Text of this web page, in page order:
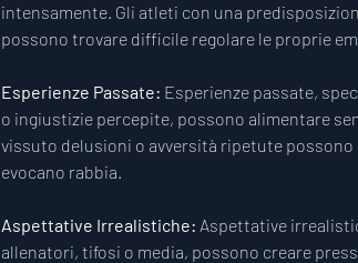
intensamente. Gli atleti con una
possono trovare difficile regolare le proprie
Esperienze Passate: Esperienze passate,
o ingiustizie percepite, possono alimentare
vissuto delusioni o avversità ripetute
evocano rabbia.
Aspettative Irrealistiche: Aspettative
allenatori, tifosi o media, possono creare